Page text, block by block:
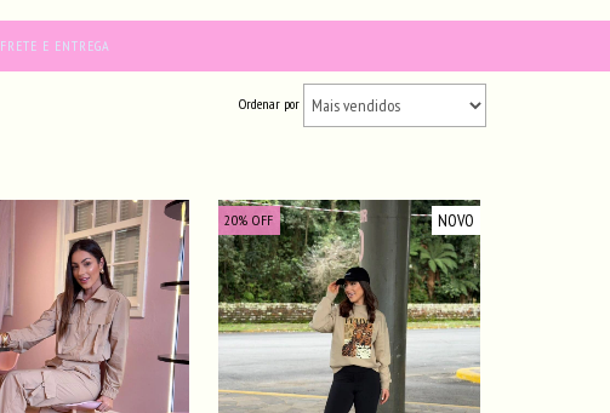
FRETE E ENTREGA
Ordenar por
20%OFF NOVO